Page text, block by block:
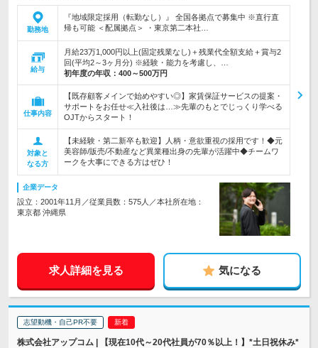
勤務地
『地域限定採用（転勤なし）』 全国各拠点で募集中 ※直行直
帰も可能 ＜配属拠点＞ ・東京第二本社…
給与
月給23万1,000円以上(固定残業なし)＋残業代全額支給＋賞与2
回(平均2～3ヶ月分) ※経験・能力を考慮し、…
初年度の年収： 400～500万円
仕事内容
【既存顧客メインで始めやすい◎】家賃保証サービスの提案・
サポートをお任せ≪入社後は…≫先輩のもとでじっくり学べる
OJTからスタート！
対象と
なる方
【未経験・第二新卒も歓迎】人柄・意欲重視の採用です！◆元
美容師/販売/不動産など異業種出身の先輩が活躍中◆チームワ
ークを大事にできる方はぜひ！
企業データ
設立：2001年11月／従業員数：575人／本社所在地：
東京都 沖縄県
求人詳細を見る 気になる
志望動機・自己PR不要
株式会社アップコム | 【現在10代～20代社員が70％以上！】*土日祝休み*